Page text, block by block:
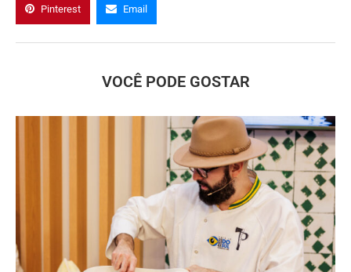
Pinterest Email
VOCÊ PODE GOSTAR